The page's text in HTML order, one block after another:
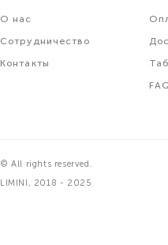
О нас
Сотрудничество
Контакты
© All rights reserved.
LIMINI, 2018 - 2025